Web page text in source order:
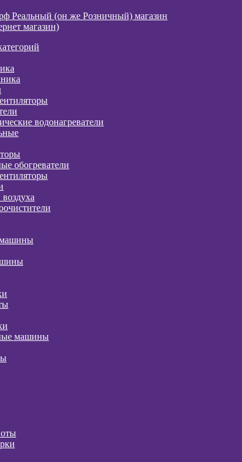
Реальный (он же Розничный) магазин
магазин)
водонагреватели
обогреватели
машины